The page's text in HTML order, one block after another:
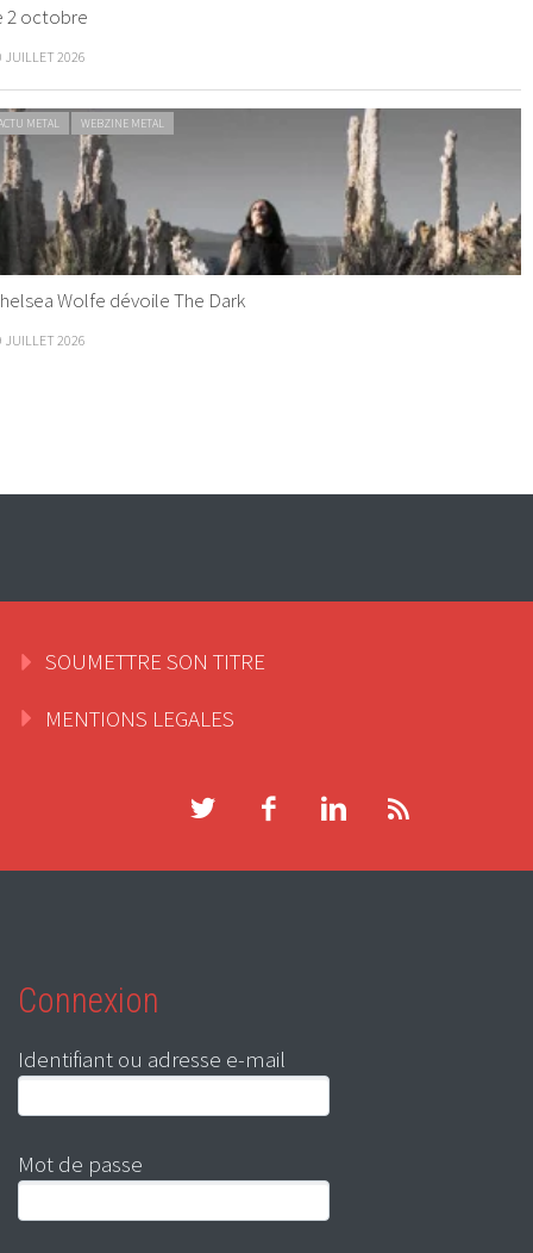
2 octobre
JUILLET 2026
METAL WEBZINE METAL
Wolfe dévoile The Dark
JUILLET 2026
SOUMETTRE SON TITRE
MENTIONS LEGALES
Connexion
Identifiant ou adresse e-mail
Mot de passe